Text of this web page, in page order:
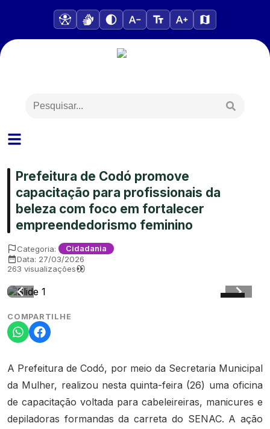
Prefeitura de Codó promove
capacitação para profissionais da
beleza com foco em fortalecer
empreendedorismo feminino
Categoria: Cidadania
Data: 27/03/2026
263 visualizações
COMPARTILHE
A Prefeitura de Codó, por meio da Secretaria Municipal
da Mulher, realizou nesta quinta-feira (26) uma oficina
de capacitação voltada para cabeleireiras, manicures e
depiladoras formandas da carreta do SENAC. A ação